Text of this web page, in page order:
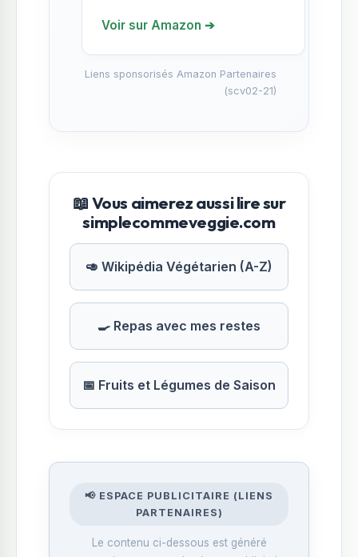
Voir sur Amazon ➔
Liens sponsorisés Amazon Partenaires
(scv02-21)
📖 Vous aimerez aussi lire sur
simplecommeveggie.com
🥑 Wikipédia Végétarien (A-Z)
🍳 Repas avec mes restes
📅 Fruits et Légumes de Saison
📢 ESPACE PUBLICITAIRE (LIENS
PARTENAIRES)
Le contenu ci-dessous est généré